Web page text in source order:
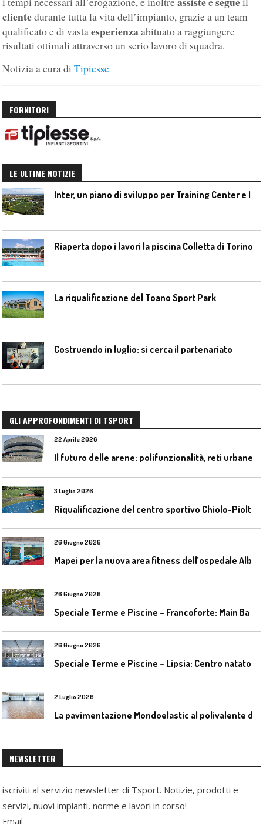
clientedurante tutta la vita dell’impianto, grazie a un team
qualificato e di vastaesperienza abituato a raggiungere
risultati ottimali attraverso un serio lavoro di squadra.
Notizia a cura diTipiesse
FORNITORI
LE ULTIME NOTIZIE
Riaperta dopo i lavori la piscina Colletta di Torino
La riqualificazione del Toano Sport Park
Costruendo in luglio: si cerca il partenariato
GLI APPROFONDIMENTI DI TSPORT
22 Aprile 2026
3 Luglio 2026
26 Giugno 2026
26 Giugno 2026
26 Giugno 2026
2 Luglio 2026
NEWSLETTER
iscriviti al servizio newsletter di Tsport. Notizie, prodotti e
servizi, nuovi impianti, norme e lavori in corso!
Email